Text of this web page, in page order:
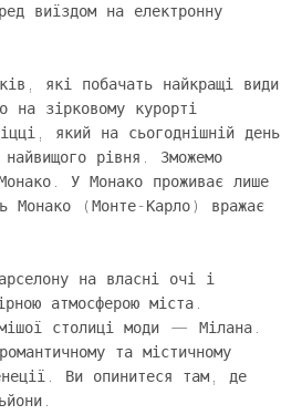
виїздом на електронну
які побачать найкращі види
на зірковому курорті
який на сьогоднішній день
найвищого рівня. Зможемо
У Монако проживає лише
Монако (Монте-Карло) вражає
на власні очі і
атмосферою міста.
столиці моди — Мілана.
та містичному
Ви опинитеся там, де